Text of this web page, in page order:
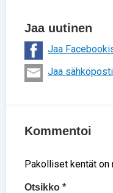
Jaa uutinen
Jaa
Jaa
Kommentoi
Pakolliset kentät on
Otsikko *